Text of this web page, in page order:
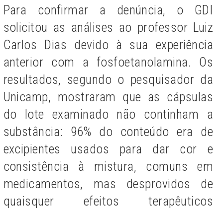
Para confirmar a denúncia, o GDI
solicitou as análises ao professor Luiz
Carlos Dias devido à sua experiência
anterior com a fosfoetanolamina. Os
resultados, segundo o pesquisador da
Unicamp, mostraram que as cápsulas
do lote examinado não continham a
substância: 96% do conteúdo era de
excipientes usados para dar cor e
consistência à mistura, comuns em
medicamentos, mas desprovidos de
quaisquer efeitos terapêuticos